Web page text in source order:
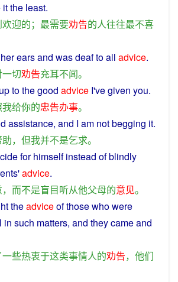
itthe least.
欢迎的； 最需要劝告的人往往最不喜
herearsand wasdeaftoall advice.
一切劝告充耳不闻。
up tothegood advice I'vegiven you.
我给你的忠告办事。
assistance, and I am notbegging it.
， 但我并不是乞求。
forhimself instead ofblindly
'advice.
， 而不是盲目听从他父母的意见。
theadviceofthosewhowere
in such matters, and theycameand
一些热衷于这类事情人的劝告， 他们